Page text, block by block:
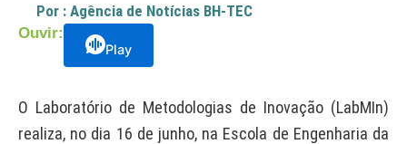
Por : Agência de Notícias BH-TEC
Ouvir:
Play
O Laboratório de Metodologias de Inovação (LabMIn)
realiza, no dia 16 de junho, na Escola de Engenharia da